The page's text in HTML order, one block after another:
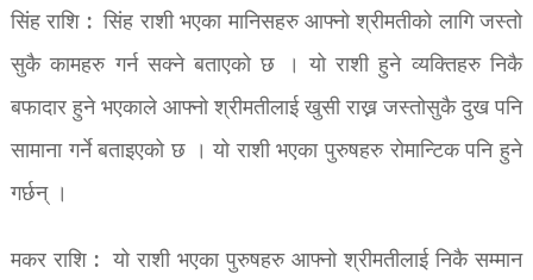
सिंह राशि : सिंह राशी भएका मानिसहरु आफ्नो श्रीमतीको लागि जस्तो
सुकै कामहरु गर्न सक्ने बताएको छ । यो राशी हुने व्यक्तिहरु निकै
बफादार हुने भएकाले आफ्नो श्रीमतीलाई खुसी राख्न जस्तोसुकै दुख पनि
सामाना गर्ने बताइएको छ । यो राशी भएका पुरुषहरु रोमान्टिक पनि हुने
गर्छन् ।
मकर राशि : यो राशी भएका पुरुषहरु आफ्नो श्रीमतीलाई निकै सम्मान